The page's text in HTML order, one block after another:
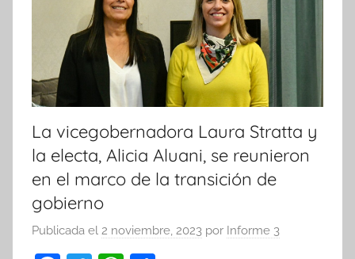
La vicegobernadora Laura Stratta y
la electa, Alicia Aluani, se reunieron
en el marco de la transición de
gobierno
Publicada el 2 noviembre, 2023 por Informe 3